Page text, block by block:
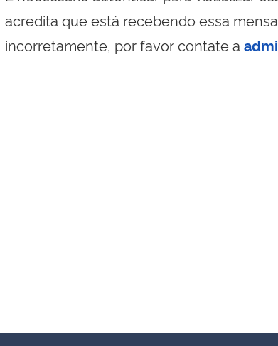
acredita que está recebendo essa
incorretamente, por favor contate a